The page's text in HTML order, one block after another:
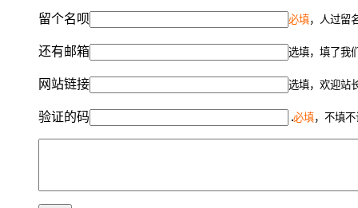
留个名呗 必填，人过留
还有邮箱 选填，填了我
网站链接 选填，欢迎站
验证的码 必填，不填